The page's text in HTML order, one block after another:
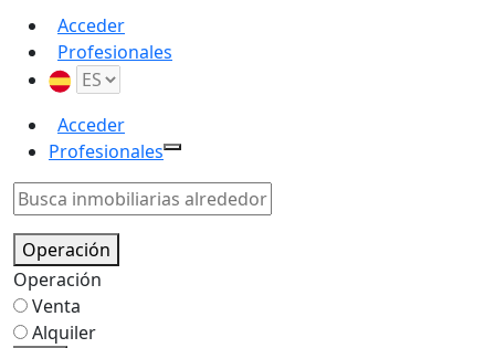
Acceder
Profesionales
Acceder
Profesionales
Operación
Operación
Venta
Alquiler